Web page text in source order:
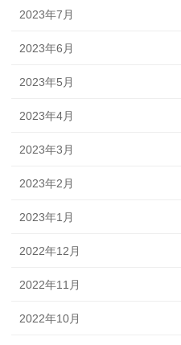
2023年7月
2023年6月
2023年5月
2023年4月
2023年3月
2023年2月
2023年1月
2022年12月
2022年11月
2022年10月